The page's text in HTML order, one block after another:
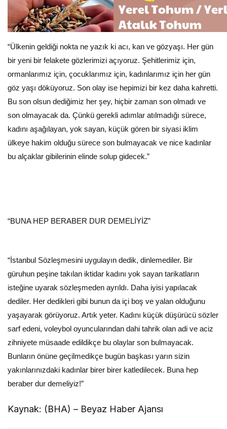
“Ülkenin geldiği nokta ne yazık ki acı, kan ve gözyaşı. Her gün
bir yeni bir felakete gözlerimizi açıyoruz. Şehitlerimiz için,
ormanlarımız için, çocuklarımız için, kadınlarımız için her gün
göz yaşı döküyoruz. Son olay ise hepimizi bir kez daha kahretti.
Bu son olsun dediğimiz her şey, hiçbir zaman son olmadı ve
son olmayacak da. Çünkü gerekli adımlar atılmadığı sürece,
kadını aşağılayan, yok sayan, küçük gören bir siyasi iklim
ülkeye hakim olduğu sürece son bulmayacak ve nice kadınlar
bu alçaklar gibilerinin elinde solup gidecek.”
“BUNA HEP BERABER DUR DEMELİYİZ”
“İstanbul Sözleşmesini uygulayın dedik, dinlemediler. Bir
güruhun peşine takılan iktidar kadını yok sayan tarikatların
isteğine uyarak sözleşmeden ayrıldı. Daha iyisi yapılacak
dediler. Her dedikleri gibi bunun da içi boş ve yalan olduğunu
yaşayarak görüyoruz. Artık yeter. Kadını küçük düşürücü sözler
sarf edeni, voleybol oyuncularından dahi tahrik olan adi ve aciz
zihniyete müsaade edildikçe bu olaylar son bulmayacak.
Bunların önüne geçilmedikçe bugün başkası yarın sizin
yakınlarınızdaki kadınlar birer birer katledilecek. Buna hep
beraber dur demeliyiz!”
Kaynak: (BHA) – Beyaz Haber Ajansı